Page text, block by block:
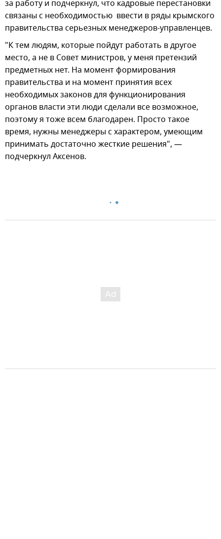
за работу и подчеркнул, что кадровые перестановки
связаны с необходимостью ввести в ряды крымского
правительства серьезных менеджеров-управленцев.
"К тем людям, которые пойдут работать в другое
место, а не в Совет министров, у меня претензий
предметных нет. На момент формирования
правительства и на момент принятия всех
необходимых законов для функционирования
органов власти эти люди сделали все возможное,
поэтому я тоже всем благодарен. Просто такое
время, нужны менеджеры с характером, умеющим
принимать достаточно жесткие решения", —
подчеркнул Аксенов.